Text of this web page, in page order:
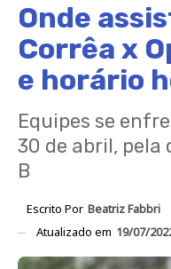
Onde
Corrêa x
e horário
Equipes se
30 de abril, pela
B
Escrito Por Beatriz Fabbri
Atualizado em 19/07/